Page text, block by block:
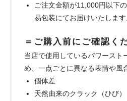
ご注文金額が11,000円以下
易包装にてお届けいたします
＝ご購入前にご確認く
当店で使用しているパワースト
め、一点ごとに異なる表情や風
個体差
天然由来のクラック（ひび）